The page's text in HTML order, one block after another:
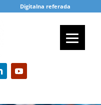
Digitalna referada